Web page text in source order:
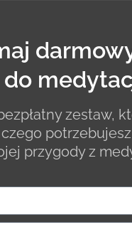
do
zestaw,
przygody z